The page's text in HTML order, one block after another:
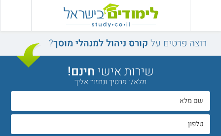
רוצה פרטים על קורס ניהול למנהלי מוסך?
שירות אישיחינם!
מלא/י פרטיך ונחזור אליך